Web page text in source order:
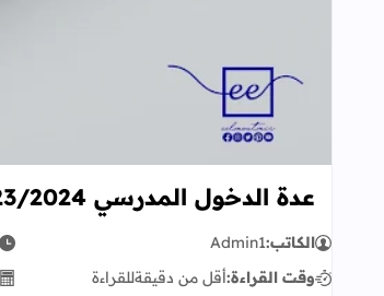
عدة الدخول المدرسي 2023/2024 النسخة العربية بصيغتين [PDF] و [DOCX]
الكاتب:Admin1
وقت القراءة:أقل من دقيقةللقراءة